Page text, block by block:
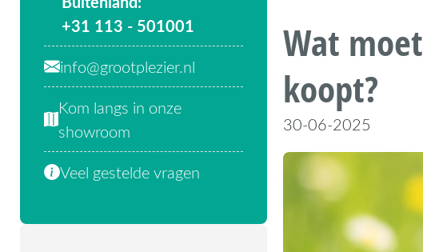
+31 113 - 501001
info@grootplezier.nl
Kom langs in onze
showroom
Veel gestelde vragen
Wat
koopt?
30-06-2025